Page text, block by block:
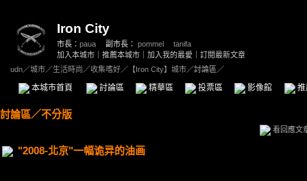
Iron City
市長： paua 副市長： pommel
tanifa
加入本城市
推薦本城市 加入我的最愛
訂閱最新文章
udn／城市／生活時尚 ／收集嗜好／ 【Iron City】城市／討論區／
本城市首頁 討論區 精華區 投票區 影像館
討論區／不分版
看回應文
"2008-北京"一幅诡异的油画